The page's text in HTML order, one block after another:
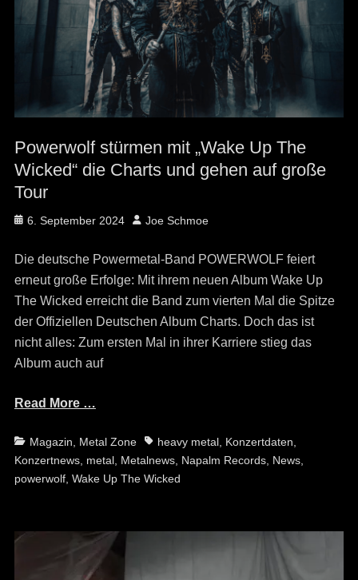
Powerwolf stürmen mit „Wake Up The
Wicked“ die Charts und gehen auf große
Tour
Posted
6. September 2024 Author
Joe Schmoe
Die deutsche Powermetal-Band POWERWOLF feiert
erneut große Erfolge: Mit ihrem neuen Album Wake Up
The Wicked erreicht die Band zum vierten Mal die Spitze
der Offiziellen Deutschen Album Charts. Doch das ist
nicht alles: Zum ersten Mal in ihrer Karriere stieg das
Album auch auf
Read More …
Categories
Magazin Metal Zone Tagsheavy metal, Konzertdaten
Konzertnews, metal, Metalnews, Napalm Records, News,
powerwolf, Wake Up The Wicked